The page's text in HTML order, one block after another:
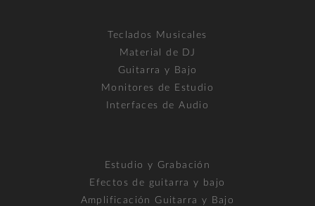
Teclados Musicales
Material de DJ
Guitarra y Bajo
Monitores de Estudio
Interfaces de Audio
Estudio y Grabación
Efectos de guitarra y bajo
Amplificación Guitarra y Bajo